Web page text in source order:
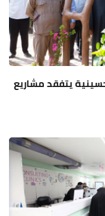
يتفقد مشاريع